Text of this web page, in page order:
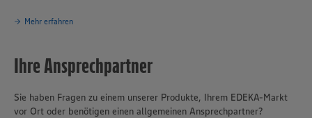
Mehr erfahren
Ihre Ansprechpartner
Sie haben Fragen zu einem unserer Produkte, Ihrem EDEKA-Markt
vor Ort oder benötigen einen allgemeinen Ansprechpartner?